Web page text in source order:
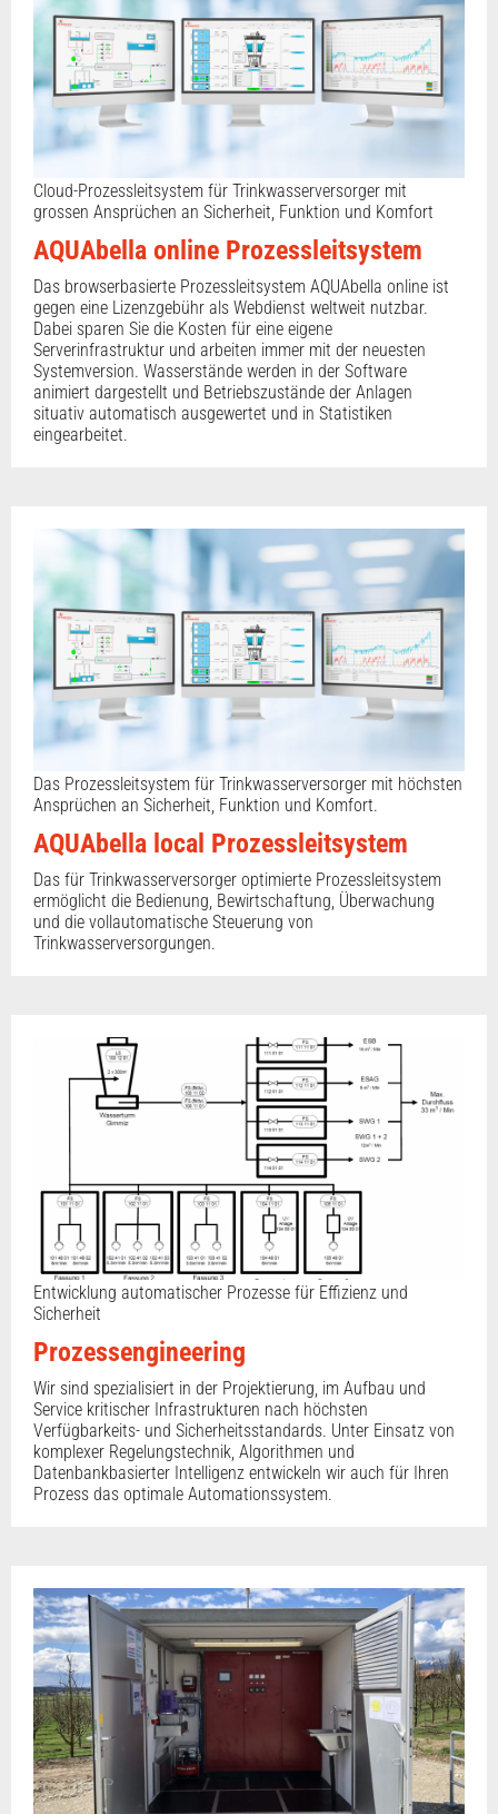
Cloud-Prozessleitsystem für Trinkwasserversorger mit
grossen Ansprüchen an Sicherheit, Funktion und Komfort
AQUAbella online Prozessleitsystem
Das browserbasierte Prozessleitsystem AQUAbella online ist
gegen eine Lizenzgebühr als Webdienst weltweit nutzbar.
Dabei sparen Sie die Kosten für eine eigene
Serverinfrastruktur und arbeiten immer mit der neuesten
Systemversion. Wasserstände werden in der Software
animiert dargestellt und Betriebszustände der Anlagen
situativ automatisch ausgewertet und in Statistiken
eingearbeitet.
Das Prozessleitsystem für Trinkwasserversorger mit höchsten
Ansprüchen an Sicherheit, Funktion und Komfort.
AQUAbella local Prozessleitsystem
Das für Trinkwasserversorger optimierte Prozessleitsystem
ermöglicht die Bedienung, Bewirtschaftung, Überwachung
und die vollautomatische Steuerung von
Trinkwasserversorgungen.
Entwicklung automatischer Prozesse für Effizienz und
Sicherheit
Prozessengineering
Wir sind spezialisiert in der Projektierung, im Aufbau und
Service kritischer Infrastrukturen nach höchsten
Verfügbarkeits- und Sicherheitsstandards. Unter Einsatz von
komplexer Regelungstechnik, Algorithmen und
Datenbankbasierter Intelligenz entwickeln wir auch für Ihren
Prozess das optimale Automationssystem.